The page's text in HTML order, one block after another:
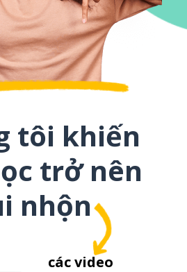
tôi khiến
trở nên
nhộn
các video